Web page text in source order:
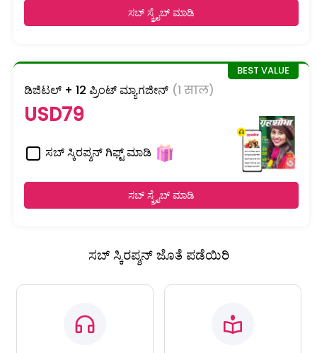
ಸಬ್ ಸ್ಕ್ರೈಬ್ ಮಾಡಿ
ಡಿಜಿಟಲ್ + 12 ಪ್ರಿಂಟ್ ಮ್ಯಾಗಜೀನ್ (1 साल)
USD79
ಸಬ್ ಸ್ಕಿರಪ್ಶನ್ ಗಿಫ್ಟ್ ಮಾಡಿ
ಸಬ್ ಸ್ಕ್ರೈಬ್ ಮಾಡಿ
ಸಬ್ ಸ್ಕಿರಪ್ಶನ್ ಜೊತೆ ಪಡೆಯಿರಿ